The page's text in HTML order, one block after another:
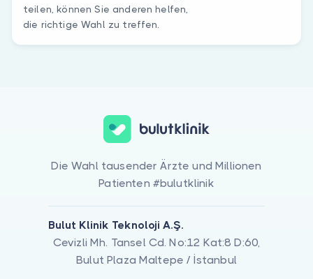
teilen, können Sie anderen helfen,
die richtige Wahl zu treffen.
Die Wahl tausender Ärzte und Millionen
Patienten #bulutklinik
Bulut Klinik Teknoloji A.Ş.
Cevizli Mh. Tansel Cd. No:12 Kat:8 D:60,
Bulut Plaza Maltepe / İstanbul